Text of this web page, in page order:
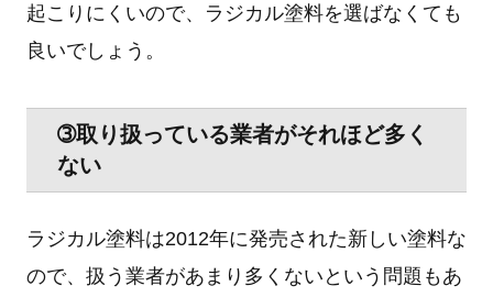
起こりにくいので、ラジカル塗料を選ばなくても
良いでしょう。
➂取り扱っている業者がそれほど多く
ない
ラジカル塗料は2012年に発売された新しい塗料な
ので、扱う業者があまり多くないという問題もあ